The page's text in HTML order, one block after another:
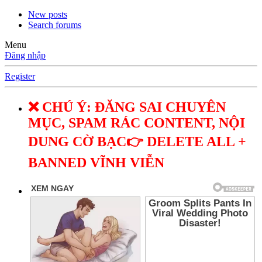
New posts
Search forums
Menu
Đăng nhập
Register
❌ CHÚ Ý: ĐĂNG SAI CHUYÊN
MỤC, SPAM RÁC CONTENT, NỘI
DUNG CỜ BẠC👉 DELETE ALL +
BANNED VĨNH VIỄN